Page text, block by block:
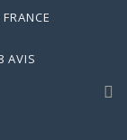
AVIS